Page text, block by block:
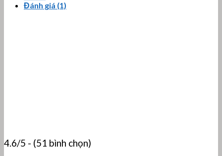
Đánh giá (1)
4.6/5 - (51 bình chọn)